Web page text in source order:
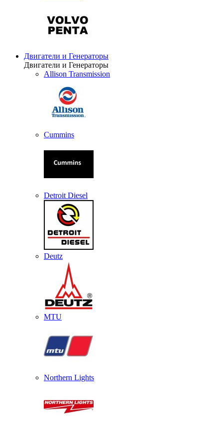
Двигатели и Генераторы
Двигатели и Генераторы
Allison Transmission
Cummins
Detroit Diesel
Deutz
MTU
Northern Lights